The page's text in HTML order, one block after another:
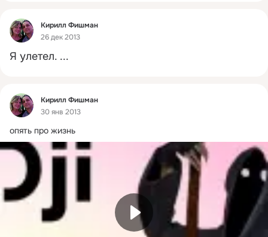
Фид
Кирилл Фишман
26 дек 2013
Я улетел. ...
Фид
Кирилл Фишман
30 янв 2013
опять про жизнь